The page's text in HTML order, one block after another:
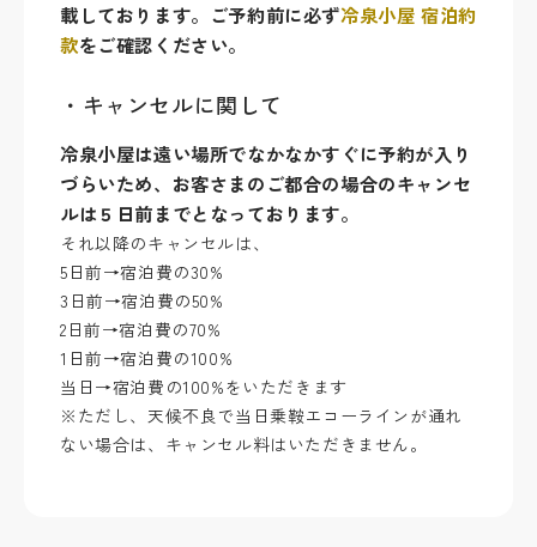
載しております。ご予約前に必ず冷泉小屋 宿泊約
款をご確認ください。
・キャンセルに関して
冷泉小屋は遠い場所でなかなかすぐに予約が入り
づらいため、お客さまのご都合の場合のキャンセ
ルは５日前までとなっております。
それ以降のキャンセルは、
5日前→宿泊費の30%
3日前→宿泊費の50%
2日前→宿泊費の70%
1日前→宿泊費の100%
当日→宿泊費の100%をいただきます
※ただし、天候不良で当日乗鞍エコーラインが通れ
ない場合は、キャンセル料はいただきません。